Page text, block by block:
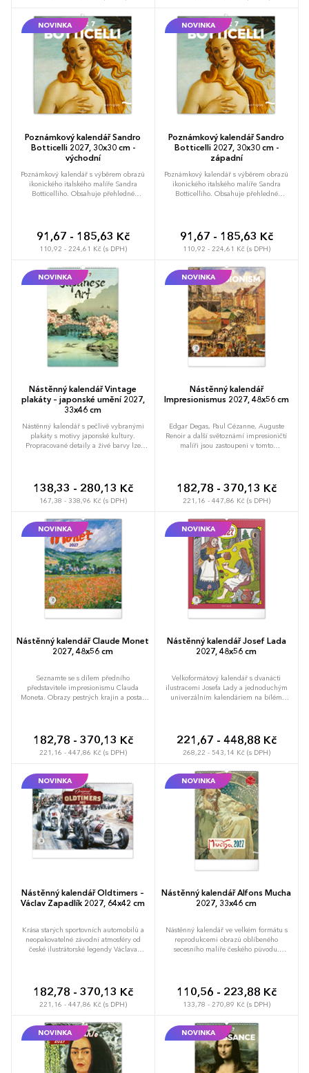
NOVINKA
Poznámkový kalendář Sandro
Botticelli 2027, 30x30 cm -
východní
Poznámkový kalendář s výběrem obrazů
ikonického italského malíře Sandra
Botticelliho. Obsahuje přehledné
každý den.
91,67 - 185,63 Kč
110,92 - 224,61 Kč (s DPH)
NOVINKA
Poznámkový kalendář Sandro
Botticelli 2027, 30x30 cm -
západní
Poznámkový kalendář s výběrem obrazů
ikonického italského malíře Sandra
Botticelliho. Obsahuje přehledné
každý den.
91,67 - 185,63 Kč
110,92 - 224,61 Kč (s DPH)
NOVINKA
Nástěnný kalendář Vintage
plakáty – japonské umění 2027,
33x46 cm
Nástěnný kalendář s pečlivě vybranými
plakáty s motivy japonské kultury.
Propracované detaily a živé barvy lze
138,33 - 280,13 Kč
167,38 - 338,96 Kč (s DPH)
NOVINKA
Nástěnný kalendář
Impresionismus 2027, 48x56 cm
Edgar Degas, Paul Cézanne, Auguste
Renoir a další světoznámí impresioničtí
malíři jsou zastoupeni v tomto
kalendárium a popisky k jednotlivým
obrazům ve čtyřech jazycích.
182,78 - 370,13 Kč
221,16 - 447,86 Kč (s DPH)
NOVINKA
Nástěnný kalendář Claude Monet
2027, 48x56 cm
Seznamte se s dílem předního
představitele impresionismu Clauda
Moneta. Obrazy pestrých krajin a postav
182,78 - 370,13 Kč
221,16 - 447,86 Kč (s DPH)
NOVINKA
Nástěnný kalendář Josef Lada
2027, 48x56 cm
Velkoformátový kalendář s dvanácti
ilustracemi Josefa Lady a jednoduchým
univerzálním kalendáriem na bílém
221,67 - 448,88 Kč
268,22 - 543,14 Kč (s DPH)
NOVINKA
Nástěnný kalendář Oldtimers –
Václav Zapadlík 2027, 64x42 cm
Krása starých sportovních automobilů a
neopakovatelné závodní atmosféry od
české ilustrátorské legendy Václava
182,78 - 370,13 Kč
221,16 - 447,86 Kč (s DPH)
NOVINKA
Nástěnný kalendář Alfons Mucha
2027, 33x46 cm
Nástěnný kalendář ve velkém formátu s
reprodukcemi obrazů oblíbeného
secesního malíře českého původu.
EN, DE).
110,56 - 223,88 Kč
133,78 - 270,89 Kč (s DPH)
NOVINKA NOVINKA